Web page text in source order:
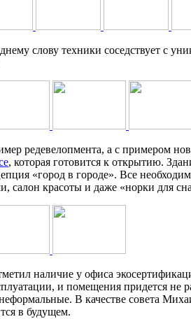
слову техники соседствует с
редевелопмента, а с примером
, которая готовится к открытию.
«город в городе». Все
салон красоты и даже «норки для
наличие у офиса
и помещения придется не
В качестве совета
в будущем.